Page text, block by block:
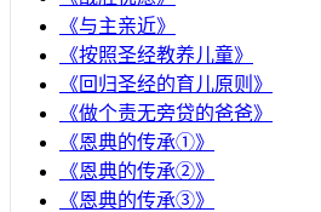
《与主亲近》
《按照圣经教养儿童》
《回归圣经的育儿原则》
《做个责无旁贷的爸爸》
《恩典的传承①》
《恩典的传承②》
《恩典的传承③》